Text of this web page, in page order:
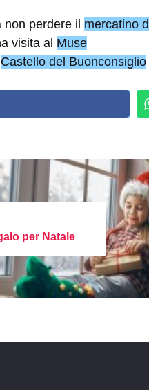
non perdere il mercatino
visita al Muse
Castello del Buonconsiglio
per Natale